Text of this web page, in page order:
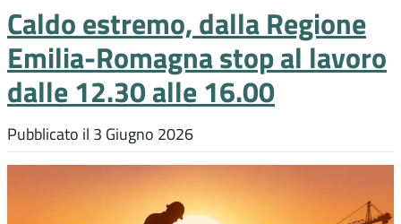
Caldo estremo, dalla Regione
Emilia-Romagna stop al lavoro
dalle 12.30 alle 16.00
Pubblicato il 3 Giugno 2026